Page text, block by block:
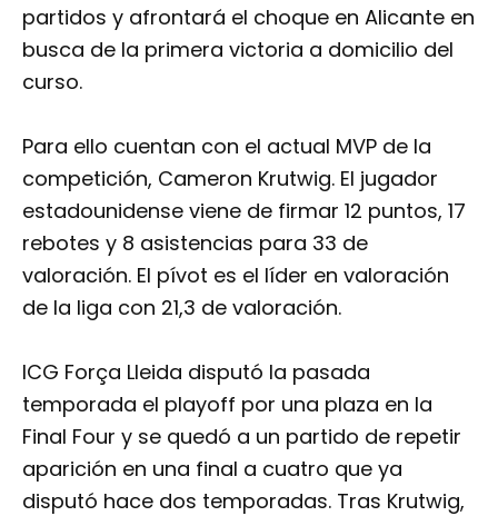
partidos y afrontará el choque en Alicante en
busca de la primera victoria a domicilio del
curso.
Para ello cuentan con el actual MVP de la
competición, Cameron Krutwig. El jugador
estadounidense viene de firmar 12 puntos, 17
rebotes y 8 asistencias para 33 de
valoración. El pívot es el líder en valoración
de la liga con 21,3 de valoración.
ICG Força Lleida disputó la pasada
temporada el playoff por una plaza en la
Final Four y se quedó a un partido de repetir
aparición en una final a cuatro que ya
disputó hace dos temporadas. Tras Krutwig,